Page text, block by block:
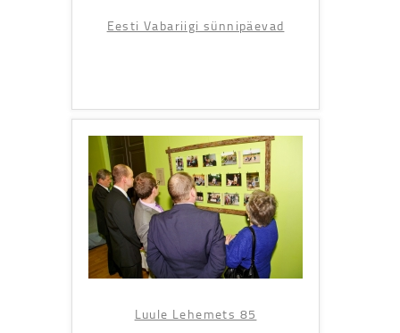
Eesti Vabariigi sünnipäevad
Luule Lehemets 85